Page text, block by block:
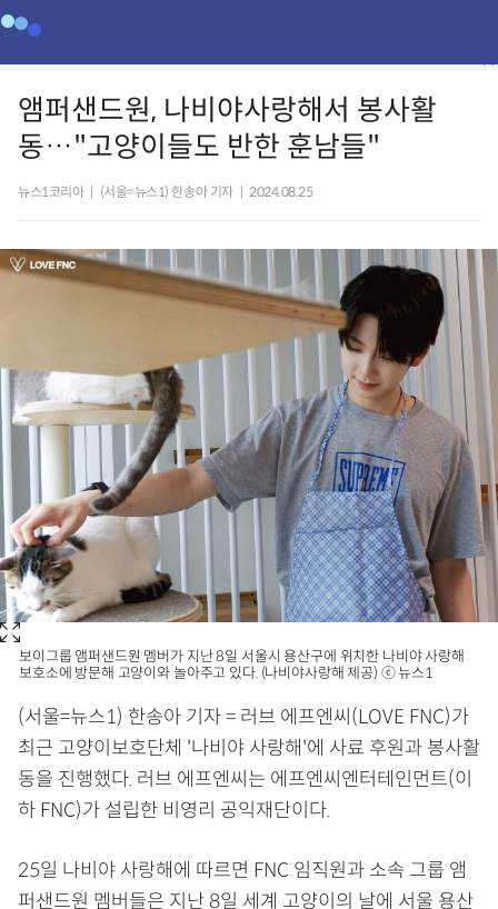
앰퍼샌드원, 나비야사랑해서 봉사활
동…"고양이들도 반한 훈남들"
뉴스1코리아 (서울=뉴스1) 한송아 기자 2024.08.25
보이그룹 앰퍼샌드원 멤버가 지난 8일 서울시 용산구에 위치한 나비야 사랑해
보호소에 방문해 고양이와 놀아주고 있다. (나비야사랑해 제공) ⓒ 뉴스1
(서울=뉴스1) 한송아 기자 = 러브 에프엔씨(LOVE FNC)가
최근 고양이보호단체 '나비야 사랑해'에 사료 후원과 봉사활
동을 진행했다. 러브 에프엔씨는 에프엔씨엔터테인먼트(이
하 FNC)가 설립한 비영리 공익재단이다.
25일 나비야 사랑해에 따르면 FNC 임직원과 소속 그룹 앰
퍼샌드원 멤버들은 지난 8일 세계 고양이의 날에 서울 용산